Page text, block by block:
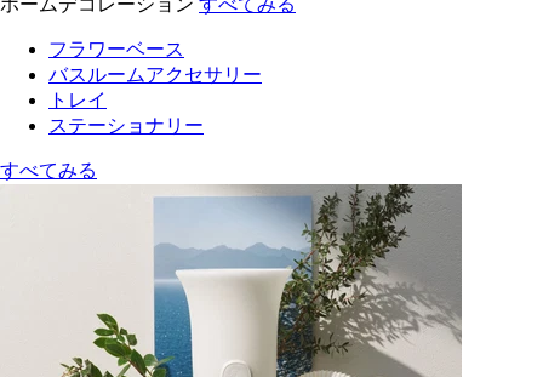
ホームデコレーション すべてみる
フラワーベース
バスルームアクセサリー
トレイ
ステーショナリー
すべてみる